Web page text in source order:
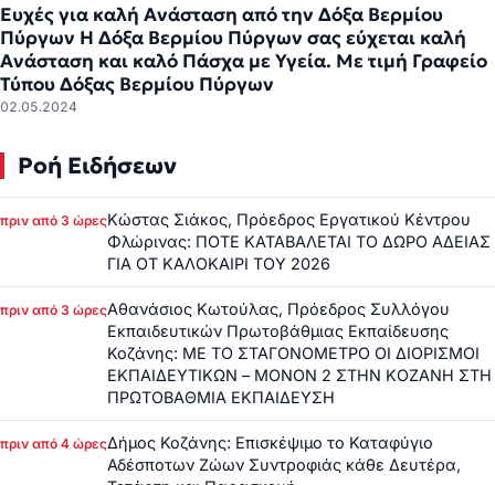
Ευχές για καλή Ανάσταση από την Δόξα Βερμίου
Πύργων Η Δόξα Βερμίου Πύργων σας εύχεται καλή
Ανάσταση και καλό Πάσχα με Υγεία. Με τιμή Γραφείο
Τύπου Δόξας Βερμίου Πύργων
02.05.2024
Ροή Ειδήσεων
πριν από 3 ώρεςΚώστας Σιάκος, Πρόεδρος Εργατικού Κέντρου
Φλώρινας: ΠΟΤΕ ΚΑΤΑΒΑΛΕΤΑΙ ΤΟ ΔΩΡΟ ΑΔΕΙΑΣ
ΓΙΑ ΟΤ ΚΑΛΟΚΑΙΡΙ ΤΟΥ 2026
πριν από 3 ώρεςΑθανάσιος Κωτούλας, Πρόεδρος Συλλόγου
Εκπαιδευτικών Πρωτοβάθμιας Εκπαίδευσης
Κοζάνης: ΜΕ ΤΟ ΣΤΑΓΟΝΟΜΕΤΡΟ ΟΙ ΔΙΟΡΙΣΜΟΙ
ΕΚΠΑΙΔΕΥΤΙΚΩΝ – ΜΟΝΟΝ 2 ΣΤΗΝ ΚΟΖΑΝΗ ΣΤΗ
ΠΡΩΤΟΒΑΘΜΙΑ ΕΚΠΑΙΔΕΥΣΗ
πριν από 4 ώρεςΔήμος Κοζάνης: Επισκέψιμο το Καταφύγιο
Αδέσποτων Ζώων Συντροφιάς κάθε Δευτέρα,